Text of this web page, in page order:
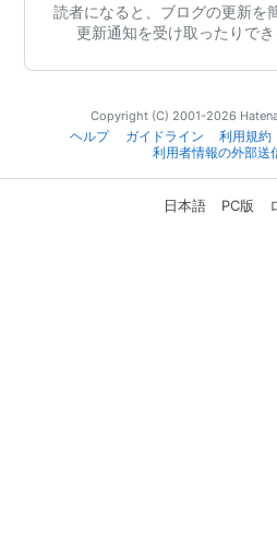
読者になると、ブログの更新を
更新通知を受け取ったりでき
Copyright (C) 2001-2026
ヘルプ
ガイドライン 利用規約
利用者情報の外部送
日本語 PC版